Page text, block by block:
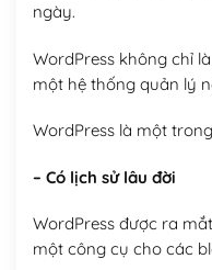
ngày.
WordPress không chỉ
một hệ thống quản lý
WordPress là một
– Có lịch sử lâu đời
WordPress được ra
một công cụ cho các